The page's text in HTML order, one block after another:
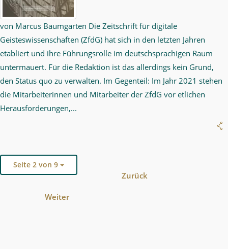
von Marcus Baumgarten Die Zeitschrift für digitale
Geisteswissenschaften (ZfdG) hat sich in den letzten Jahren
etabliert und ihre Führungsrolle im deutschsprachigen Raum
untermauert. Für die Redaktion ist das allerdings kein Grund,
den Status quo zu verwalten. Im Gegenteil: Im Jahr 2021 stehen
die Mitarbeiterinnen und Mitarbeiter der ZfdG vor etlichen
Herausforderungen,...
Seite 2 von 9
Zurück
Weiter